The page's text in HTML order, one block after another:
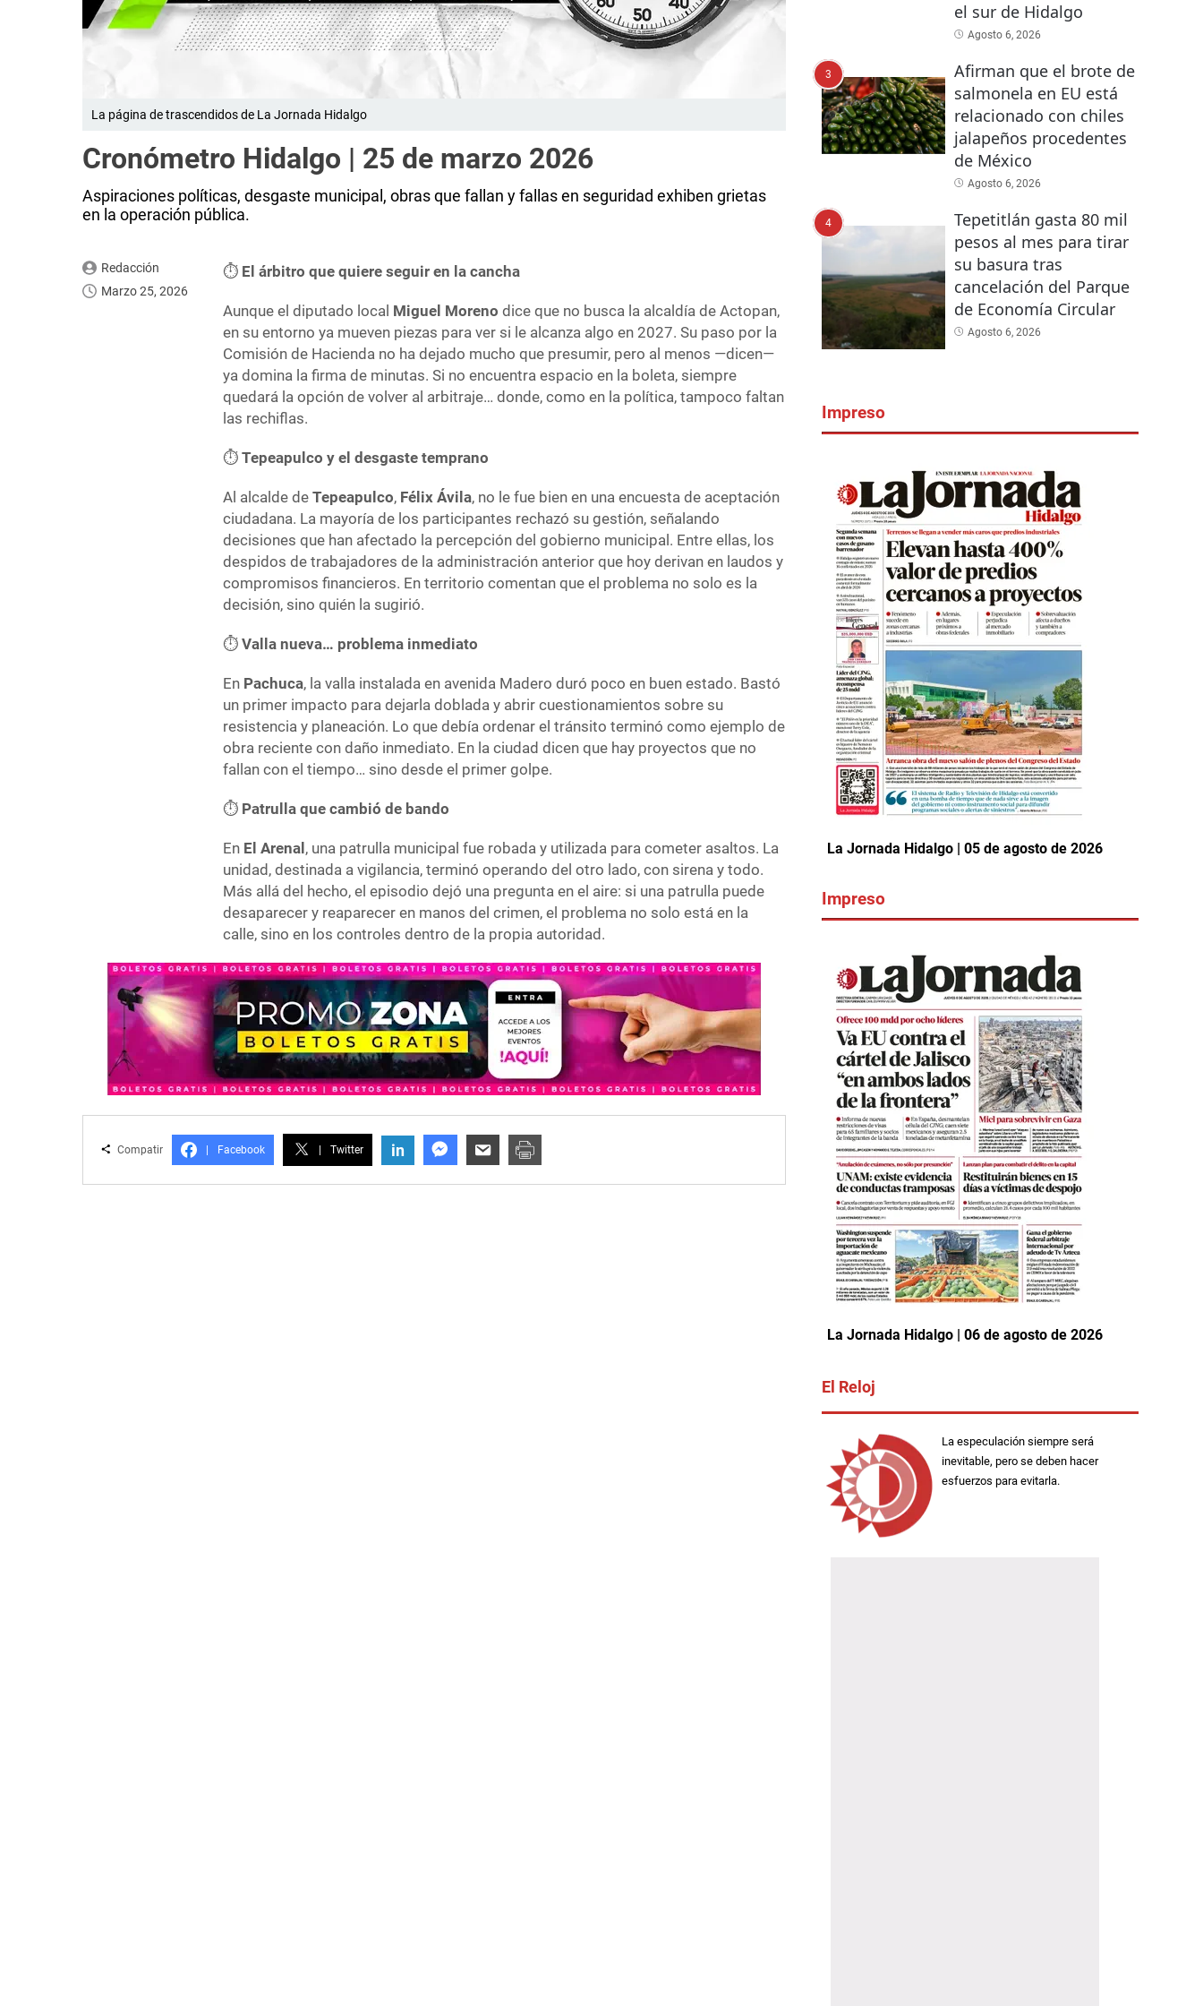
La página de trascendidos de La Jornada Hidalgo
Cronómetro Hidalgo | 25 de marzo 2026
Aspiraciones políticas, desgaste municipal, obras que fallan y fallas en seguridad exhiben grietas
en la operación pública.
Redacción
Marzo 25, 2026
⏱ El árbitro que quiere seguir en la cancha
Aunque el diputado local Miguel Moreno dice que no busca la alcaldía de Actopan,
en su entorno ya mueven piezas para ver si le alcanza algo en 2027. Su paso por la
Comisión de Hacienda no ha dejado mucho que presumir, pero al menos —dicen—
ya domina la firma de minutas. Si no encuentra espacio en la boleta, siempre
quedará la opción de volver al arbitraje… donde, como en la política, tampoco faltan
las rechiflas.
⏱Tepeapulco y el desgaste temprano
Al alcalde deTepeapulco, Félix Ávila, no le fue bien en una encuesta de aceptación
ciudadana. La mayoría de los participantes rechazó su gestión, señalando
decisiones que han afectado la percepción del gobierno municipal. Entre ellas, los
despidos de trabajadores de la administración anterior que hoy derivan en laudos y
compromisos financieros. En territorio comentan que el problema no solo es la
decisión, sino quién la sugirió.
⏱Valla nueva… problema inmediato
En Pachuca, la valla instalada en avenida Madero duró poco en buen estado. Bastó
un primer impacto para dejarla doblada y abrir cuestionamientos sobre su
resistencia y planeación. Lo que debía ordenar el tránsito terminó como ejemplo de
obra reciente con daño inmediato. En la ciudad dicen que hay proyectos que no
fallan con el tiempo… sino desde el primer golpe.
⏱ Patrulla que cambió de bando
En El Arenal , una patrulla municipal fue robada y utilizada para cometer asaltos. La
unidad, destinada a vigilancia, terminó operando del otro lado, con sirena y todo.
Más allá del hecho, el episodio dejó una pregunta en el aire: si una patrulla puede
desaparecer y reaparecer en manos del crimen, el problema no solo está en la
calle, sino en los controles dentro de la propia autoridad.
Compatir Facebook Twitter in
el sur de Hidalgo
Agosto 6, 2026
3
Afirman que el brote de
salmonela en EU está
relacionado con chiles
jalapeños procedentes
de México
Agosto 6, 2026
4
Tepetitlán gasta 80 mil
pesos al mes para tirar
su basura tras
cancelación del Parque
de Economía Circular
Agosto 6, 2026
Impreso
La Jornada Hidalgo | 05 de agosto de 2026
Impreso
La Jornada Hidalgo | 06 de agosto de 2026
El Reloj
La especulación siempre será
inevitable, pero se deben hacer
esfuerzos para evitarla.